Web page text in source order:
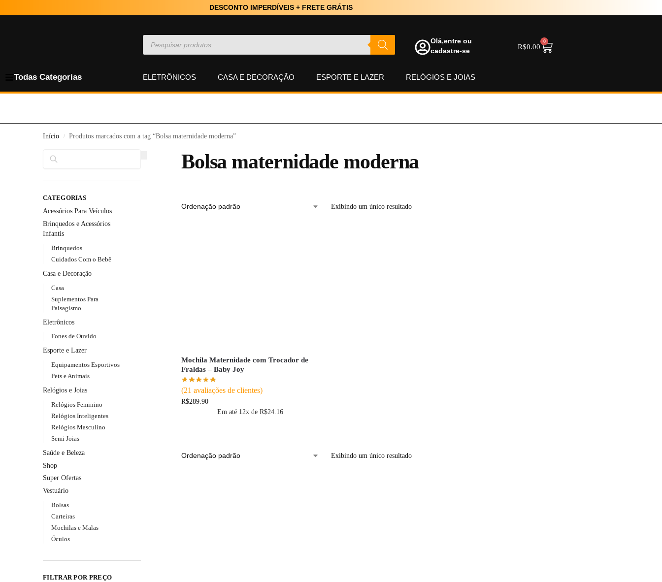
DESCONTO IMPERDÍVEIS + FRETE GRÁTIS
Olá,entre ou
cadastre-se
R$0.00
0
Todas Categorias ELETRÔNICOS CASA E DECORAÇÃO ESPORTE E LAZER RELÓGIOS E JOIAS
Início / Produtos marcados com a tag “Bolsa maternidade moderna”
Bolsa maternidade moderna
Exibindo um único resultado
Mochila Maternidade com Trocador de
Fraldas – Baby Joy
(21 avaliações de clientes)
R$289.90
Em até 12x de R$24.16
Exibindo um único resultado
CATEGORIAS
Acessórios Para Veículos
Brinquedos e Acessórios
Infantis
Brinquedos
Cuidados Com o Bebê
Casa e Decoração
Casa
Suplementos Para
Paisagismo
Eletrônicos
Fones de Ouvido
Esporte e Lazer
Equipamentos Esportivos
Pets e Animais
Relógios e Joias
Relógios Feminino
Relógios Inteligentes
Relógios Masculino
Semi Joias
Saúde e Beleza
Shop
Super Ofertas
Vestuário
Bolsas
Carteiras
Mochilas e Malas
Óculos
FILTRAR POR PREÇO